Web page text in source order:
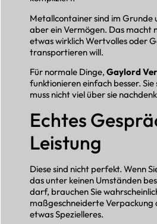
Metallcontainer sind im Grunde
aber ein Vermögen. Das macht
etwas wirklich Wertvolles oder
transportieren will.
Für normale Dinge, Gaylord
funktionieren einfach besser.
muss nicht viel über sie
Echtes
Leistung
Diese sind nicht perfekt. Wenn
das unter keinen Umständen
darf, brauchen Sie
maßgeschneiderte Verpackung
etwas Spezielleres.